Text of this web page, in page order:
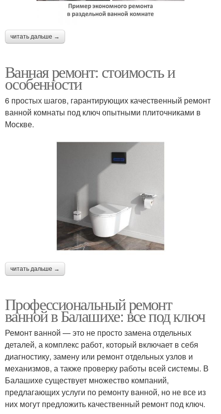
читать дальше →
Ванная ремонт: стоимость и
особенности
6 простых шагов, гарантирующих качественный ремонт
ванной комнаты под ключ опытными плиточниками в
Москве.
читать дальше →
Профессиональный ремонт
ванной в Балашихе: все под ключ
Ремонт ванной — это не просто замена отдельных
деталей, а комплекс работ, который включает в себя
диагностику, замену или ремонт отдельных узлов и
механизмов, а также проверку работы всей системы. В
Балашихе существует множество компаний,
предлагающих услуги по ремонту ванной, но не все из
них могут предложить качественный ремонт под ключ.